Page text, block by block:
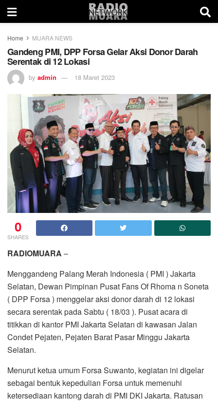
Home MUARA NEWS
Gandeng PMI, DPP Forsa Gelar Aksi Donor Darah
Serentak di 12 Lokasi
by admin 18 Maret 2023
0
SHARES
RADIOMUARA –
Menggandeng Palang Merah Indonesia ( PMI ) Jakarta
Selatan, Dewan Pimpinan Pusat Fans Of Rhoma n Soneta
( DPP Forsa ) menggelar aksi donor darah di 12 lokasi
secara serentak pada Sabtu ( 18/03 ). Pusat acara di
titikkan di kantor PMI Jakarta Selatan di kawasan Jalan
Condet Pejaten, Pejaten Barat Pasar Minggu Jakarta
Selatan.
Menurut ketua umum Forsa Suwanto, kegiatan ini digelar
sebagai bentuk kepedulian Forsa untuk memenuhi
ketersediaan kantong darah di PMI DKI Jakarta. Ratusan